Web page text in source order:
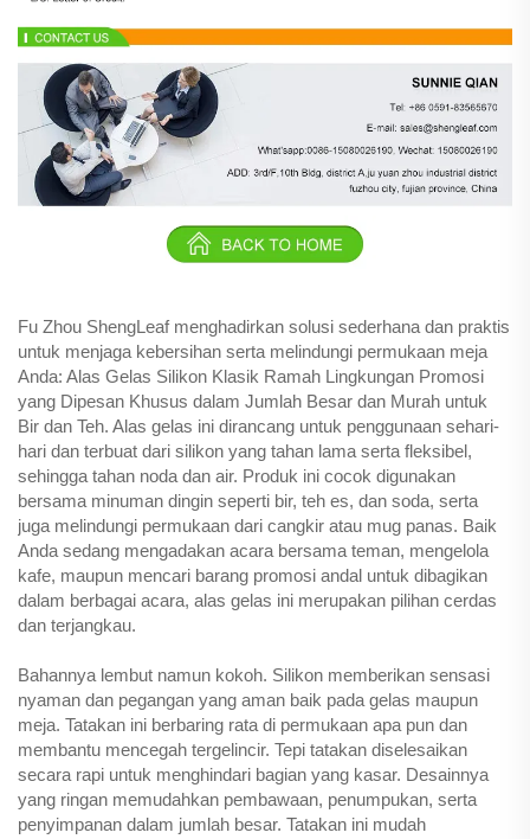
Fu Zhou ShengLeaf menghadirkan solusi sederhana dan praktis
untuk menjaga kebersihan serta melindungi permukaan meja
Anda: Alas Gelas Silikon Klasik Ramah Lingkungan Promosi
yang Dipesan Khusus dalam Jumlah Besar dan Murah untuk
Bir dan Teh. Alas gelas ini dirancang untuk penggunaan sehari-
hari dan terbuat dari silikon yang tahan lama serta fleksibel,
sehingga tahan noda dan air. Produk ini cocok digunakan
bersama minuman dingin seperti bir, teh es, dan soda, serta
juga melindungi permukaan dari cangkir atau mug panas. Baik
Anda sedang mengadakan acara bersama teman, mengelola
kafe, maupun mencari barang promosi andal untuk dibagikan
dalam berbagai acara, alas gelas ini merupakan pilihan cerdas
dan terjangkau.
Bahannya lembut namun kokoh. Silikon memberikan sensasi
nyaman dan pegangan yang aman baik pada gelas maupun
meja. Tatakan ini berbaring rata di permukaan apa pun dan
membantu mencegah tergelincir. Tepi tatakan diselesaikan
secara rapi untuk menghindari bagian yang kasar. Desainnya
yang ringan memudahkan pembawaan, penumpukan, serta
penyimpanan dalam jumlah besar. Tatakan ini mudah